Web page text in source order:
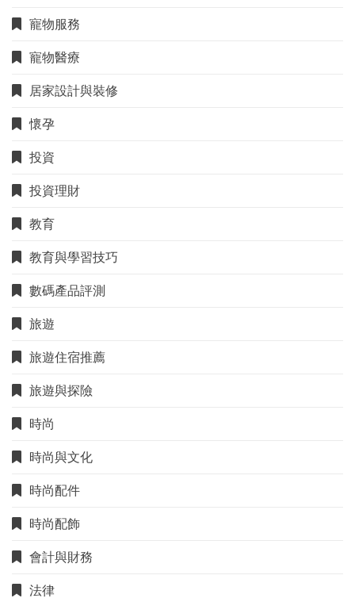
寵物服務
寵物醫療
居家設計與裝修
懷孕
投資
投資理財
教育
教育與學習技巧
數碼產品評測
旅遊
旅遊住宿推薦
旅遊與探險
時尚
時尚與文化
時尚配件
時尚配飾
會計與財務
法律